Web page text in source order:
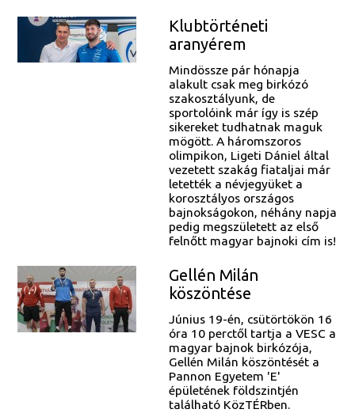
Klubtörténeti
aranyérem
Mindössze pár hónapja
alakult csak meg birkózó
szakosztályunk, de
sportolóink már így is szép
sikereket tudhatnak maguk
mögött. A háromszoros
olimpikon, Ligeti Dániel által
vezetett szakág fiataljai már
letették a névjegyüket a
korosztályos országos
bajnokságokon, néhány napja
pedig megszületett az első
felnőtt magyar bajnoki cím is!
Gellén Milán
köszöntése
Június 19-én, csütörtökön 16
óra 10 perctől tartja a VESC a
magyar bajnok birkózója,
Gellén Milán köszöntését a
Pannon Egyetem 'E'
épületének földszintjén
található KözTÉRben.